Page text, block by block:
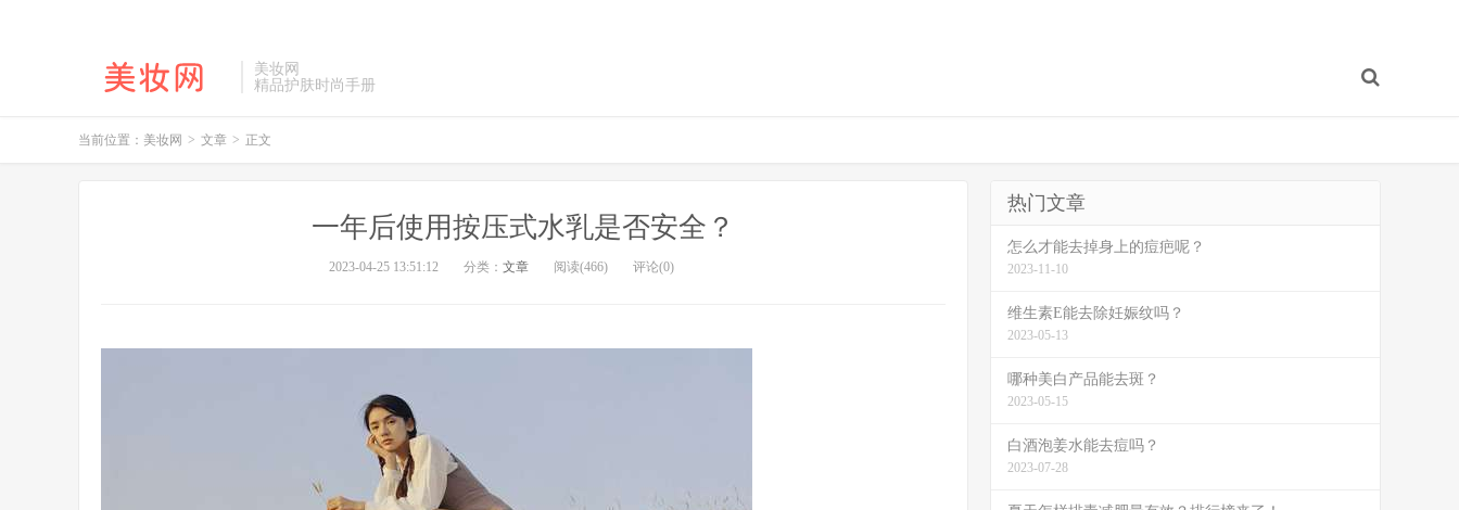
美妆网
精品护肤时尚手册
当前位置： 美妆网 > 文章 > 正文
一年后使用按压式水乳是否安全？
2023-04-25 13:51:12 分类： 文章 阅读(466) 评论(0)
热门文章
怎么才能去掉身上的痘疤呢？
2023-11-10
维生素E能去除妊娠纹吗？
2023-05-13
哪种美白产品能去斑？
2023-05-15
白酒泡姜水能去痘吗？
2023-07-28